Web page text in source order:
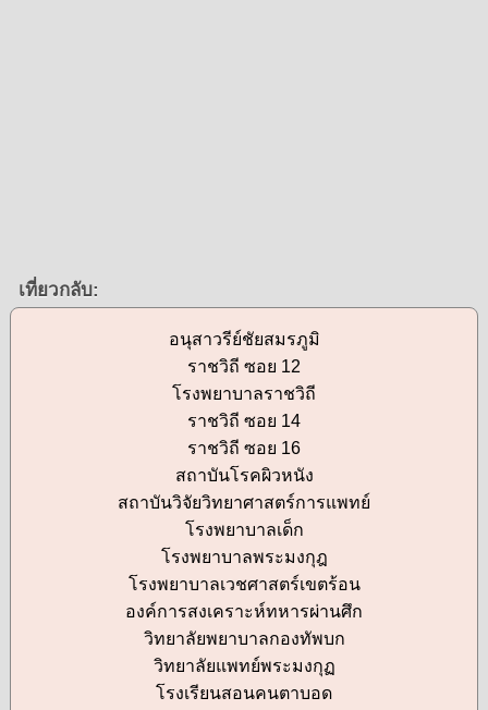
เที่ยวกลับ:
อนุสาวรีย์ชัยสมรภูมิ
ราชวิถี ซอย 12
โรงพยาบาลราชวิถี
ราชวิถี ซอย 14
ราชวิถี ซอย 16
สถาบันโรคผิวหนัง
สถาบันวิจัยวิทยาศาสตร์การแพทย์
โรงพยาบาลเด็ก
โรงพยาบาลพระมงกุฎ
โรงพยาบาลเวชศาสตร์เขตร้อน
องค์การสงเคราะห์ทหารผ่านศึก
วิทยาลัยพยาบาลกองทัพบก
วิทยาลัยแพทย์พระมงกุฏ
โรงเรียนสอนคนตาบอด